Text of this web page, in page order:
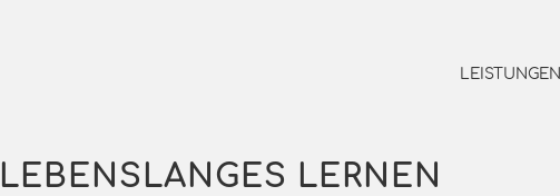
LEISTUNGEN
LEBENSLANGES LERNEN